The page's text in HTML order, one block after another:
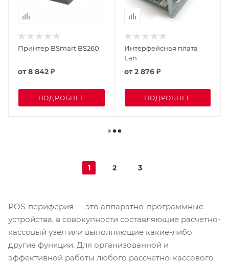
Принтер BSmart BS260
от8 842 ₽
ПОДРОБНЕЕ
Интерфейсная плата
Lan
от2 876 ₽
ПОДРОБНЕЕ
1 2 3
POS-периферия — это аппаратно-программные
устройства, в совокупности составляющие расчетно-
кассовый узел или выполняющие какие-либо
другие функции. Для организованной и
эффективной работы любого рассчётно-кассового